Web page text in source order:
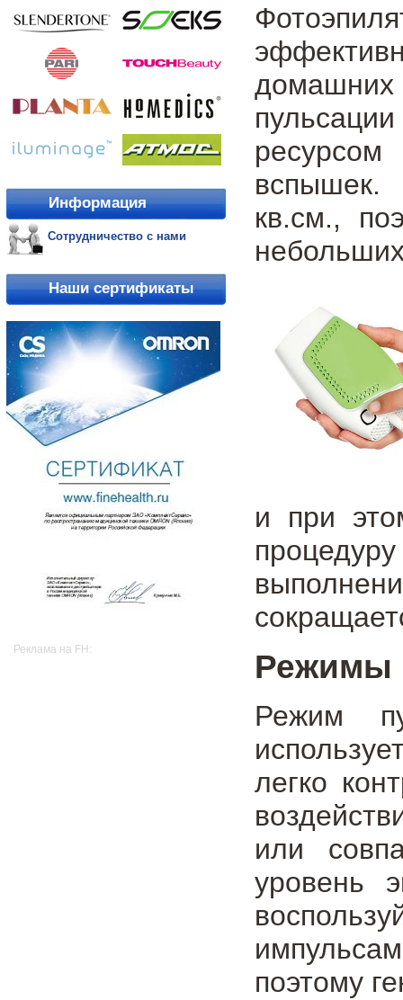
Информация
Сотрудничество с нами
Наши сертификаты
Реклама на FH:
вспышек.
кв.см.,
и при
Режимы
Режим
легко
или
уровень
поэтому